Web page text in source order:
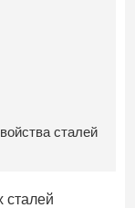
сталей
сталей